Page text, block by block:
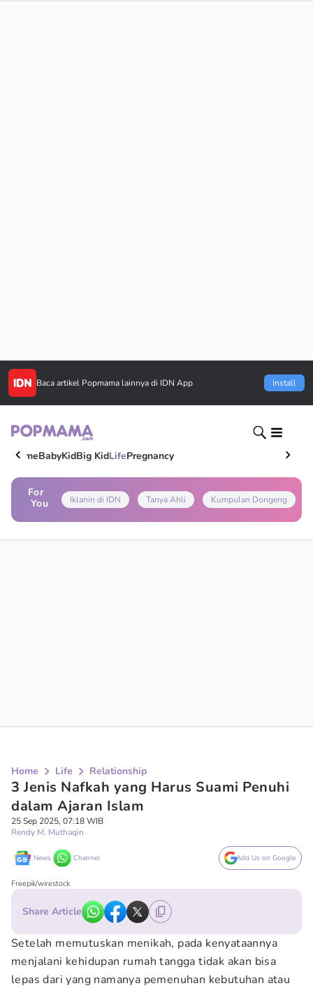
Baca artikel Popmama lainnya di IDN App Install
HomeBabyKidBig KidLifePregnancy
For
You
Iklanin di IDN Tanya Ahli Kumpulan Dongeng
Home Life Relationship
3 Jenis Nafkah yang Harus Suami Penuhi
dalam Ajaran Islam
25 Sep 2025, 07:18 WIB
Rendy M. Muthaqin
News Channel Add Us on Google
Freepik/wirestock
Share Article
Setelah memutuskan menikah, pada kenyataannya
menjalani kehidupan rumah tangga tidak akan bisa
lepas dari yang namanya pemenuhan kebutuhan atau